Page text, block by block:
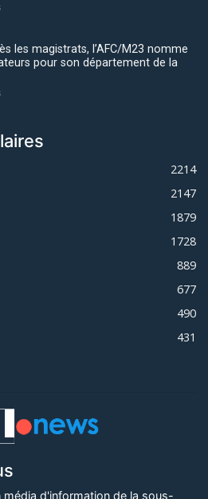
les magistrats, l’AFC/M23 nomme
pour son département de la
2214
2147
1879
1728
889
677
490
431
d'information de la sous-